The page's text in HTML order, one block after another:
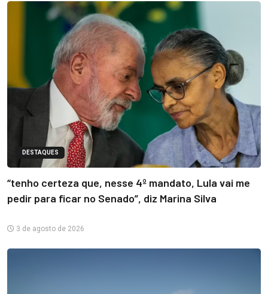
DESTAQUES
“tenho certeza que, nesse 4º mandato, Lula vai me
pedir para ficar no Senado”, diz Marina Silva
3 de agosto de 2026